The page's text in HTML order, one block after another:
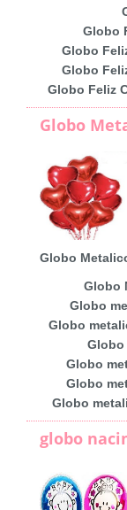
Globo
Globo
Globo
Globo Feliz
Globo
Globo
Globo
Globo
Globo
Globo
Globo
Globo
Globo
globo